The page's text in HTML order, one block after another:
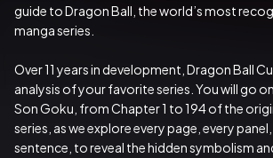
guide to Dragon Ball, the world’s most
manga series.
Over 11 years in development, Dragon Ball
analysis of your favorite series. You will go
Son Goku, from Chapter 1 to 194 of the
series, as we explore every page, every
sentence, to reveal the hidden symbolism